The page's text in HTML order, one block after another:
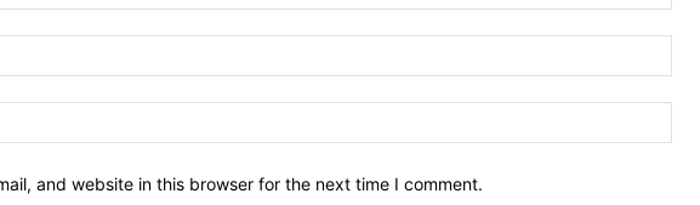
and website in this browser for the next time I comment.